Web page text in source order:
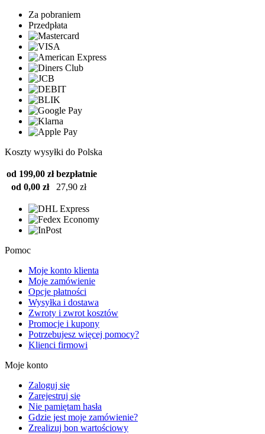
Za pobraniem
Przedpłata
Koszty wysyłki do Polska
od 199,00 zł bezpłatnie
od 0,00 zł
27,90 zł
Pomoc
Moje konto klienta
Moje zamówienie
Opcje płatności
Wysyłka i dostawa
Zwroty i zwrot kosztów
Promocje i kupony
Potrzebujesz więcej pomocy?
Klienci firmowi
Moje konto
Zaloguj się
Zarejestruj się
Nie pamiętam hasła
Gdzie jest moje zamówienie?
Zrealizuj bon wartościowy